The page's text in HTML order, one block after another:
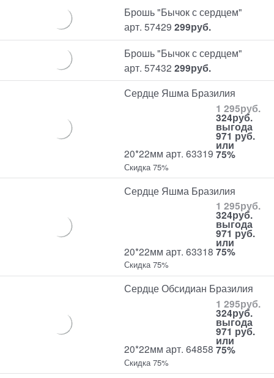
Брошь "Бычок с сердцем"
арт. 57429 299руб.
Брошь "Бычок с сердцем"
арт. 57432 299руб.
Сердце Яшма Бразилия
20*22мм арт. 63319
1 295руб.
324руб.
выгода
971 руб.
или
75%
Скидка 75%
Сердце Яшма Бразилия
20*22мм арт. 63318
1 295руб.
324руб.
выгода
971 руб.
или
75%
Скидка 75%
Сердце Обсидиан Бразилия
20*22мм арт. 64858
1 295руб.
324руб.
выгода
971 руб.
или
75%
Скидка 75%